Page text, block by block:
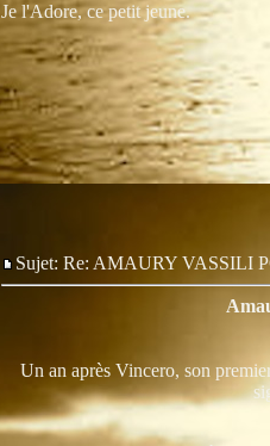
Je l'Adore, ce petit jeune.
Sujet: Re: AMAURY VASSILI
Un an après Vincero, son